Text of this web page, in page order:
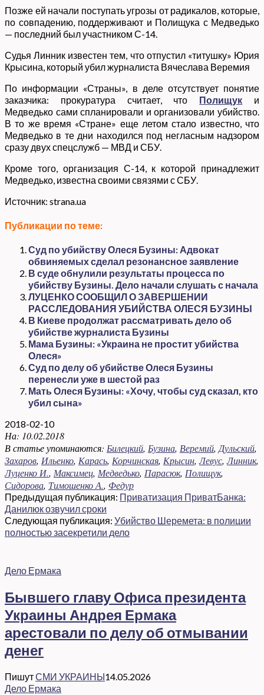
Позже ей начали поступать угрозы от радикалов, которые,
по совпадению, поддерживают и Полищука с Медведько
— последний был участником С-14.
Судья Линник известен тем, что отпустил «титушку» Юрия
Крысина, который убил журналиста Вячеслава Веремия
По информации «Страны», в деле отсутствует понятие
заказчика: прокуратура считает, что Полищук и
Медведько сами спланировали и организовали убийство.
В то же время «Стране» еще летом стало известно, что
Медведько в те дни находился под негласным надзором
сразу двух спецслужб — МВД и СБУ.
Кроме того, организация С-14, к которой принадлежит
Медведько, известна своими связями с СБУ.
Источник: strana.ua
Публикации по теме:
Суд по убийству Олеся Бузины: Адвокат
обвиняемых сделал резонансное заявление
В суде обнулили результаты процесса по
убийству Бузины. Дело начали слушать с начала
ЛУЦЕНКО СООБЩИЛ О ЗАВЕРШЕНИИ
РАССЛЕДОВАНИЯ УБИЙСТВА ОЛЕСЯ БУЗИНЫ
В Киеве продолжат рассматривать дело об
убийстве журналиста Бузины
Мама Бузины: «Украина не простит убийства
Олеся»
Суд по делу об убийстве Олеся Бузины
перенесли уже в шестой раз
Мать Олеся Бузины: «Хочу, чтобы суд сказал, кто
убил сына»
2018-02-10
На: 10.02.2018
В статье упоминаются: Билецкий, Бузина, Веремий,Дульский,
Захаров, Ильенко, Карась, Корчинская, Крысин,Левус,Линник,
Луценко И., Максимец, Медведько, Парасюк, Полищук,
Сидорова, Тимошенко А., Федур
Предыдущая публикация: Приватизация ПриватБанка:
Данилюк озвучил сроки
Следующая публикация: Убийство Шеремета: в полиции
полностью засекретили дело
Дело Ермака
Бывшего главу Офиса президента
Украины Андрея Ермака
арестовали по делу об отмывании
денег
ПишутСМИ УКРАИНЫ14.05.2026
Дело Ермака